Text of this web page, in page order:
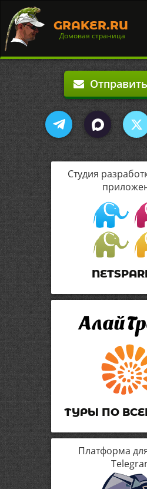
GRAKER.RU
Домовая страница
Студия
ТУРЫ ПО
Платформа